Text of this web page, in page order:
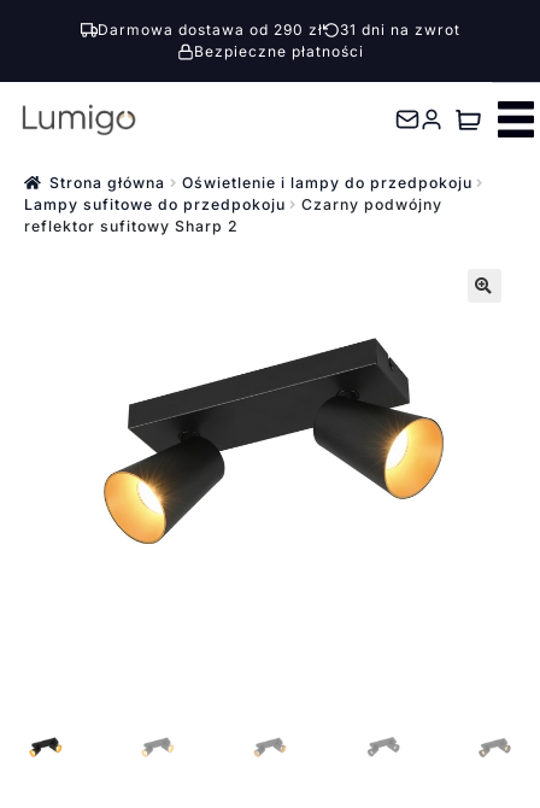
Darmowa dostawa od 290 zł
31 dni na zwrot
Bezpieczne płatności
Przejdź
nawigacji
Przejdź
treści Strona główna
Oświetlenie i lampy do przedpokoju
Lampy sufitowe do przedpokoju
Czarny podwójny
reflektor sufitowy Sharp 2